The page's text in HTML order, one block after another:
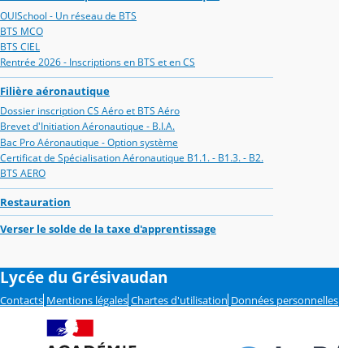
OUISchool - Un réseau de BTS
BTS MCO
BTS CIEL
Rentrée 2026 - Inscriptions en BTS et en CS
Filière aéronautique
Dossier inscription CS Aéro et BTS Aéro
Brevet d'Initiation Aéronautique - B.I.A.
Bac Pro Aéronautique - Option système
Certificat de Spécialisation Aéronautique B1.1. - B1.3. - B2.
BTS AERO
Restauration
Verser le solde de la taxe d'apprentissage
Lycée du Grésivaudan
Contacts Mentions légales Chartes d'utilisation Données personnelles